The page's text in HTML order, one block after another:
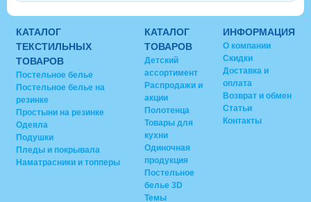
КАТАЛОГ
ТЕКСТИЛЬНЫХ
ТОВАРОВ
Постельное белье
Постельное белье на
резинке
Простыни на резинке
Одеяла
Подушки
Пледы и покрывала
Наматрасники и топперы
КАТАЛОГ
ТОВАРОВ
Детский
ассортимент
Распродажи и
акции
Полотенца
Товары для
кухни
Одиночная
продукция
Постельное
белье 3D
Темы
ИНФОРМАЦИЯ
О компании
Скидки
Доставка и
оплата
Возврат и обмен
Статьи
Контакты